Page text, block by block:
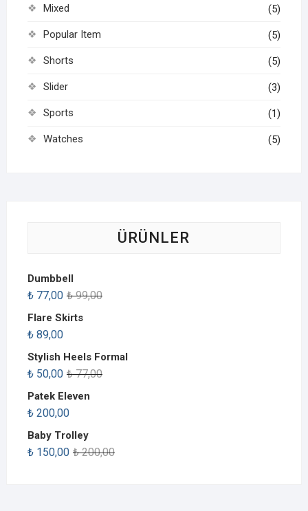
Mixed (5)
Popular Item (5)
Shorts (5)
Slider (3)
Sports (1)
Watches (5)
ÜRÜNLER
Dumbbell
₺99,00
₺77,00
Flare Skirts
₺89,00
Stylish Heels Formal
₺77,00
₺50,00
Patek Eleven
₺200,00
Baby Trolley
₺200,00
₺150,00